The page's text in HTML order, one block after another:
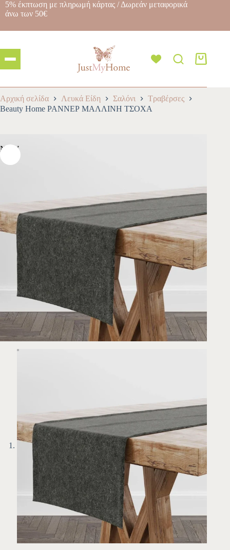
5% έκπτωση με πληρωμή κάρτας / Δωρεάν μεταφορικά
άνω των 50€
Αρχική σελίδα Λευκά Είδη Σαλόνι
Τραβέρσες
Beauty Home ΡΑΝΝΕΡ ΜΑΛΛΙΝΗ ΤΣΟΧΑ
NEW